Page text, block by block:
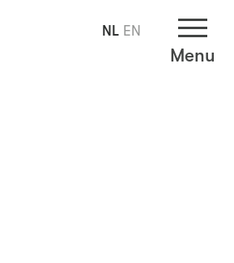
Menu
NL EN